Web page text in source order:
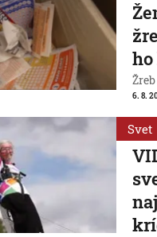
6. 8.
Svet